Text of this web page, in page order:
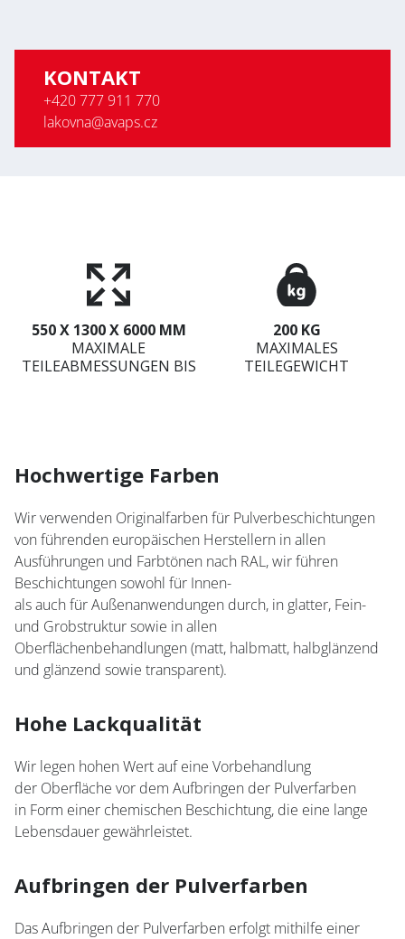
KONTAKT
+420 777 911 770
lakovna@avaps.cz
550 X 1300 X 6000 MM
MAXIMALE
TEILEABMESSUNGEN BIS
200 KG
MAXIMALES
TEILEGEWICHT
Hochwertige Farben
Wir verwenden Originalfarben für Pulverbeschichtungen
von führenden europäischen Herstellern in allen
Ausführungen und Farbtönen nach RAL, wir führen
Beschichtungen sowohl für Innen-
als auch für Außenanwendungen durch, in glatter, Fein-
und Grobstruktur sowie in allen
Oberflächenbehandlungen (matt, halbmatt, halbglänzend
und glänzend sowie transparent).
Hohe Lackqualität
Wir legen hohen Wert auf eine Vorbehandlung
der Oberfläche vor dem Aufbringen der Pulverfarben
in Form einer chemischen Beschichtung, die eine lange
Lebensdauer gewährleistet.
Aufbringen der Pulverfarben
Das Aufbringen der Pulverfarben erfolgt mithilfe einer